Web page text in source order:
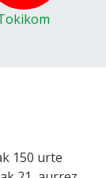
150 urte